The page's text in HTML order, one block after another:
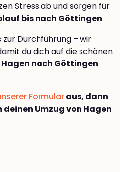
Stress ab und sorgen für
bis nach Göttingen
Durchführung – wir
du dich auf die schönen
Hagen nach Göttingen
Formularaus, dann
Umzug von Hagen